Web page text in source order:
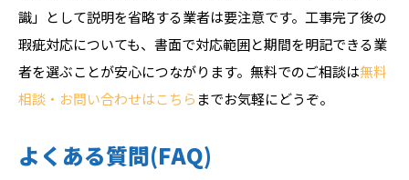
識」として説明を省略する業者は要注意です。工事完了後の
瑕疵対応についても、書面で対応範囲と期間を明記できる業
者を選ぶことが安心につながります。無料でのご相談は無料
相談・お問い合わせはこちら までお気軽にどうぞ。
よくある質問(FAQ)